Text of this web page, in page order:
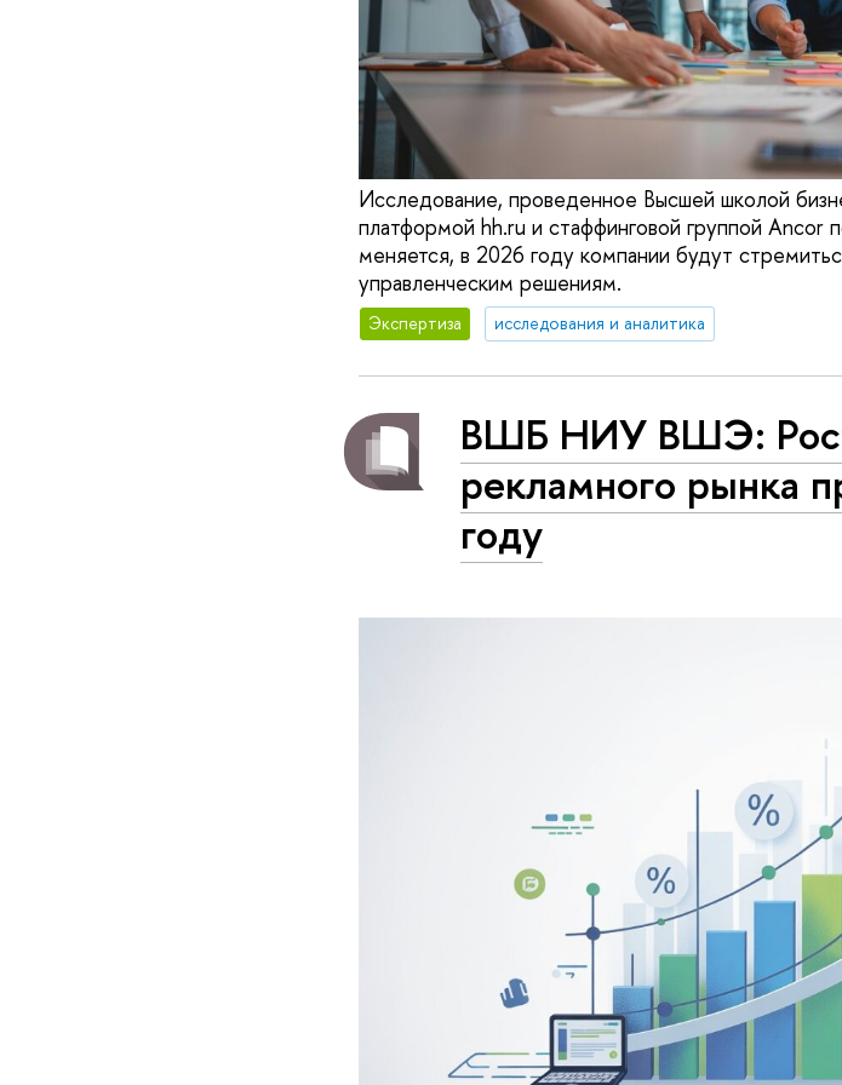
Исследование, проведенное Высшей школой
платформой hh.ru и стаффинговой группой Ancor
меняется, в 2026 году компании будут
управленческим решениям.
Экспертиза исследования и аналитика
ВШБ НИУ ВШЭ: Рост
рекламного рынка
году